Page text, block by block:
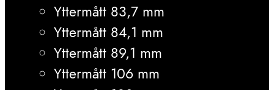
Yttermått 83,7 mm
Yttermått 84,1 mm
Yttermått 89,1 mm
Yttermått 106 mm